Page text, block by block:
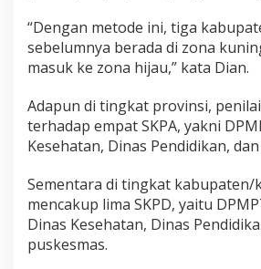
e
p
a
t
h
a
n
P
l
a
a
“Dengan metode ini, tiga
sebelumnya berada di zona
masuk ke zona hijau,” kata Dian.
Adapun di tingkat provinsi,
terhadap empat SKPA, yakni
Kesehatan, Dinas Pendidikan,
Sementara di tingkat kabupaten/
mencakup lima SKPD, yaitu
Dinas Kesehatan, Dinas
puskesmas.